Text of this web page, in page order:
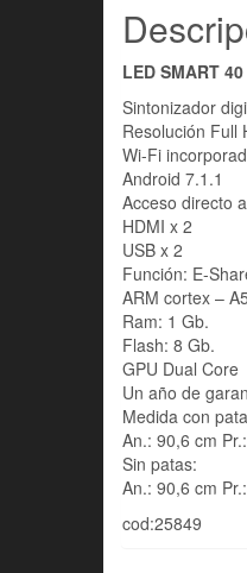
LED SMART
Sintonizador
Resolución Full
Wi-Fi
Android 7.1.1
Acceso directo
HDMI x 2
USB x 2
Función: E-
ARM cortex –
Ram: 1 Gb.
Flash: 8 Gb.
GPU Dual Core
Un año de
Medida con
An.: 90,6 cm
Sin patas:
An.: 90,6 cm
cod:25849